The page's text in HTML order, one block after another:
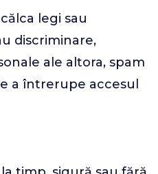
legi sau
discriminare,
ale altora, spam
a întrerupe accesul